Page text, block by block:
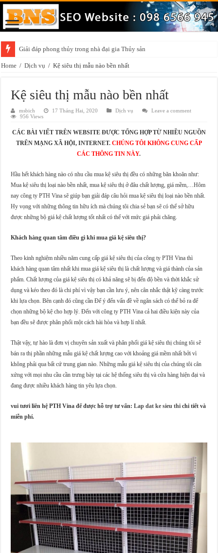
Giải đáp phong thủy trong nhà đại gia Thủy sản
Home / Dịch vụ / Kệ siêu thị mẫu nào bền nhất
Kệ siêu thị mẫu nào bền nhất
msbich 17 Tháng Hai, 2020 Dịch vụ
Leave a comment
956 Views
CÁC BÀI VIẾT TRÊN WEBSITE ĐƯỢC TỔNG HỢP TỪ NHIỀU NGUỒN
TRÊN MẠNG XÃ HỘI, INTERNET. CHÚNG TÔI KHÔNG CUNG CẤP
CÁC THÔNG TIN NÀY.
Hầu hết khách hàng nào có nhu cầu mua kệ siêu thị đều có những băn khoăn như:
Mua kệ siêu thị loại nào bền nhất, mua kệ siêu thị ở đâu chất lượng, giá mềm,…Hôm
nay công ty PTH Vina sẽ giúp bạn giải đáp câu hỏi mua kệ siêu thị loại nào bền nhất.
Hy vọng với những thông tin hữu ích mà chúng tôi chia sẻ bạn sẽ có thể sở hữu
được những bộ giá kệ chất lượng tốt nhất có thể với mức giá phải chăng.
Khách hàng quan tâm điều gì khi mua giá kệ siêu thị?
Theo kinh nghiệm nhiều năm cung cấp giá kệ siêu thị của công ty PTH Vina thì
khách hàng quan tâm nhất khi mua giá kệ siêu thị là chất lượng và giá thành của sản
phẩm. Chất lượng của giá kệ siêu thị có khả năng sẽ bị đến độ bền và thời khắc sử
dụng và kéo theo đó là chi phí vì vậy bạn cần lưu ý, nên cân nhắc thật kỹ càng trước
khi lựa chọn. Bên cạnh đó cũng cần Để ý đến vấn đề về ngân sách có thể bỏ ra để
chọn những bộ kệ cho hợp lý. Đến với công ty PTH Vina cả hai điều kiện này của
bạn đều sẽ được phân phối một cách hài hòa và hợp lí nhất.
Thật vậy, tự hào là đơn vị chuyên sản xuất và phân phối giá kệ siêu thị chúng tôi sẽ
bán ra thị phần những mẫu giá kệ chất lượng cao với khoảng giá mềm nhất bởi vì
không phải qua bất cứ trung gian nào. Những mẫu giá kệ siêu thị của chúng tôi cân
xứng với mọi nhu cầu cần trưng bày tại các hệ thống siêu thị và cửa hàng hiện đại và
đang được nhiều khách hàng tin yêu lựa chọn.
vui tươi liên hệ PTH Vina để được hỗ trợ tư vấn:Lap dat ke sieu thi chi tiết và
miễn phí.